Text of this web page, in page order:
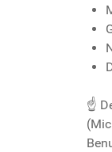
☝️